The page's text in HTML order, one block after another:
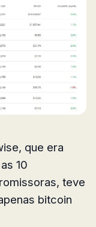
que era
10
teve
bitcoin